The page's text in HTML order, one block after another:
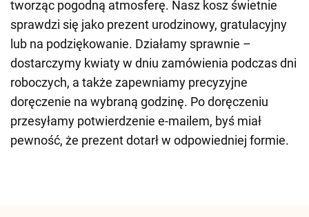
tworząc pogodną atmosferę. Nasz kosz świetnie
sprawdzi się jako prezent urodzinowy, gratulacyjny
lub na podziękowanie. Działamy sprawnie –
dostarczymy kwiaty w dniu zamówienia podczas dni
roboczych, a także zapewniamy precyzyjne
doręczenie na wybraną godzinę. Po doręczeniu
przesyłamy potwierdzenie e-mailem, byś miał
pewność, że prezent dotarł w odpowiedniej formie.